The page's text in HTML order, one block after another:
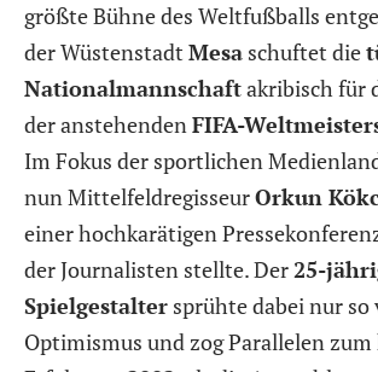
größte Bühne des Weltfußballs
der Wüstenstadt Mesa schuftet die
Nationalmannschaftakribisch für
der anstehendenFIFA-
Im Fokus der sportlichen
nun MittelfeldregisseurOrkun
einer hochkarätigen
der Journalisten stellte. Der25-
Spielgestalter sprühte dabei nur so
Optimismus und zog Parallelen